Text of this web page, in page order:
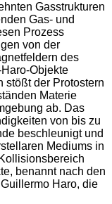
Gasstrukturen
Gas- und
Prozess
von der
des
Objekte
stößt der Protostern
Materie
ab. Das
von bis zu
beschleunigt und
Mediums in
benannt nach den
Haro, die